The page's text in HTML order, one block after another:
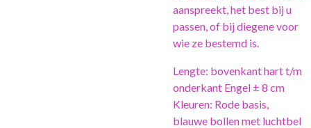
aanspreekt, het best bij u
passen, of bij diegene voor
wie ze bestemd is.
Lengte: bovenkant hart t/m
onderkant Engel ± 8 cm
Kleuren: Rode basis,
blauwe bollen met luchtbel